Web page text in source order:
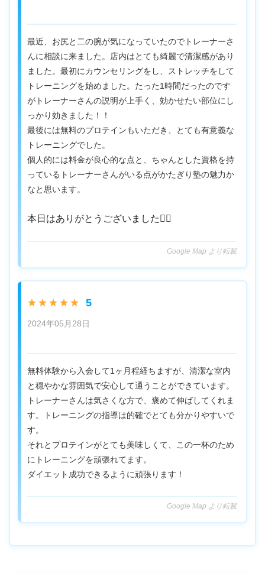
最近、お尻と二の腕が気になっていたのでトレーナーさ
んに相談に来ました。店内はとても綺麗で清潔感があり
ました。最初にカウンセリングをし、ストレッチをして
トレーニングを始めました。たった1時間だったのです
がトレーナーさんの説明が上手く、効かせたい部位にし
っかり効きました！！
最後には無料のプロテインもいただき、とても有意義な
トレーニングでした。
個人的には料金が良心的な点と、ちゃんとした資格を持
っているトレーナーさんがいる点がかたぎり塾の魅力か
なと思います。
本日はありがとうございました👍🏻
Google Map より転載
★★★★★ 5
2024年05月28日
無料体験から入会して1ヶ月程経ちますが、清潔な室内
と穏やかな雰囲気で安心して通うことができています。
トレーナーさんは気さくな方で、褒めて伸ばしてくれま
す。トレーニングの指導は的確でとても分かりやすいで
す。
それとプロテインがとても美味しくて、この一杯のため
にトレーニングを頑張れてます。
ダイエット成功できるように頑張ります！
Google Map より転載